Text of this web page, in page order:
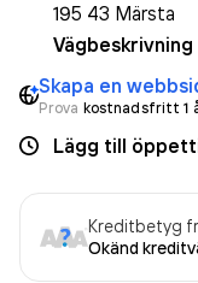
195 43 Märsta
Vägbeskrivning
Skapa en
Prova kostnadsfritt 1
Lägg till
Kreditbetyg
Okänd